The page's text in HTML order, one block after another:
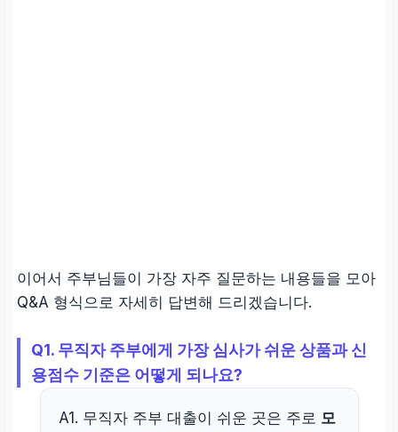
이어서 주부님들이 가장 자주 질문하는 내용들을 모아
Q&A 형식으로 자세히 답변해 드리겠습니다.
Q1. 무직자 주부에게 가장 심사가 쉬운 상품과 신
용점수 기준은 어떻게 되나요?
A1. 무직자 주부 대출이 쉬운 곳은 주로 모